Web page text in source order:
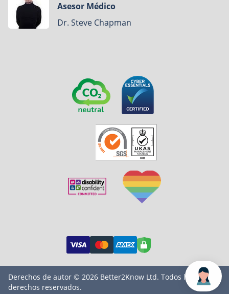
Asesor Médico
Dr. Steve Chapman
Derechos de autor © 2026 Better2Know Ltd. Todos los
derechos reservados.